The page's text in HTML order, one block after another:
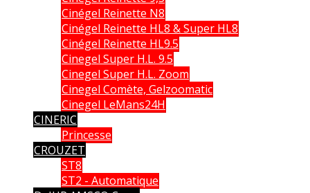
Cinégel Reinette N8
Cinégel Reinette HL8 & Super HL8
Cinégel Reinette HL9.5
Cinegel Super H.L. 9.5
Cinegel Super H.L. Zoom
Cinegel Comète, Gelzoomatic
Cinegel LeMans24H
CINERIC
Princesse
CROUZET
ST8
ST2 - Automatique